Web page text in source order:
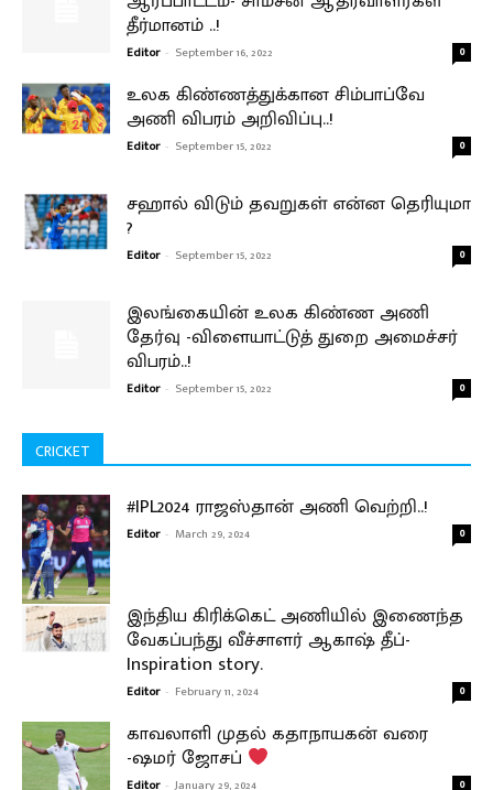
தீர்மானம் ..!
Editor - September 16, 2022 0
உலக கிண்ணத்துக்கான சிம்பாப்வே
அணி விபரம் அறிவிப்பு..!
Editor - September 15, 2022 0
சஹால் விடும் தவறுகள் என்ன தெரியுமா
?
Editor - September 15, 2022 0
இலங்கையின் உலக கிண்ண அணி
தேர்வு -விளையாட்டுத் துறை அமைச்சர்
விபரம்..!
Editor - September 15, 2022 0
CRICKET
#IPL2024 ராஜஸ்தான் அணி வெற்றி..!
Editor - March 29, 2024 0
இந்திய கிரிக்கெட் அணியில் இணைந்த
வேகப்பந்து வீச்சாளர் ஆகாஷ் தீப்-
Inspiration story.
Editor - February 11, 2024 0
காவலாளி முதல் கதாநாயகன் வரை
-ஷமர் ஜோசப்
Editor - January 29, 2024 0